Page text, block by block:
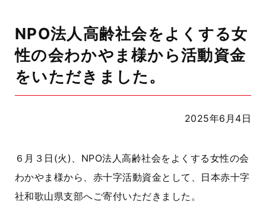
NPO法人高齢社会をよくする女
性の会わかやま様から活動資金
をいただきました。
2025年6月4日
６月３日(火)、NPO法人高齢社会をよくする女性の会
わかやま様から、赤十字活動資金として、日本赤十字
社和歌山県支部へご寄付いただきました。